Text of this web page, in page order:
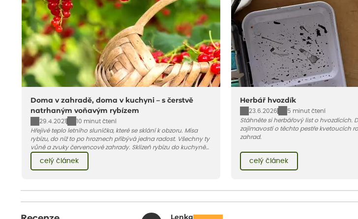
Doma v zahradě, doma v kuchyni – s čerstvě
natrhaným voňavým rybízem
29.4.2021
10 minut čtení
Hřejivé teplo letního sluníčka, které se sklání k obzoru. Mísa
rybízu, do níž to po hroznech přibývá jedna radost. Všechny ty
vůně a zvuky červencové zahrady. Sklizeň rybízu do kuchyně
dětství při mlsání babiččina drobenkového koláče s rybízem.
celý článek
Herbář hvozdík
23.6.2026
5 minut čtení
Stáhněte si herbářový list o hvozdících.
zajímavostí o těchto pestře kvetoucích
zahrad.
celý článek
Lenka